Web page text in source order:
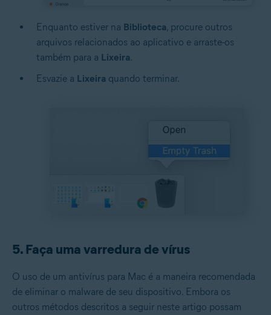
Enquanto estiver na Biblioteca, procure outros
arquivos relacionados ao aplicativo e arraste-os
também para a Lixeira.
Esvazie a Lixeira quando terminar.
5. Faça uma varredura de vírus
O uso de um antivírus para Mac é a maneira recomendada
de eliminar o malware de seu dispositivo. Embora os
outros métodos descritos a seguir neste artigo possam